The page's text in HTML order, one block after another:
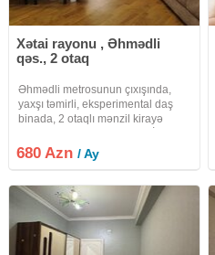
Xətai rayonu , Əhmədli
qəs., 2 otaq
Əhmədli metrosunun çıxışında,
yaxşı təmirli, eksperimental daş
binada, 2 otaqlı mənzil kirayə
sistemi Maşın saxlamaqa geniş
sakit həyəti var.Yaxınlıqda məktəb,
680 Azn/ Ay